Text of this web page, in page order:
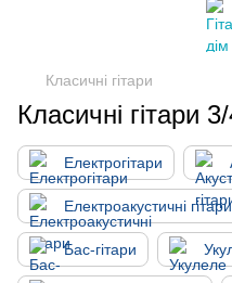
Класичні гітари
Класичні гітари
Електрогітари
Електроакустичні гітари
Бас-гітари